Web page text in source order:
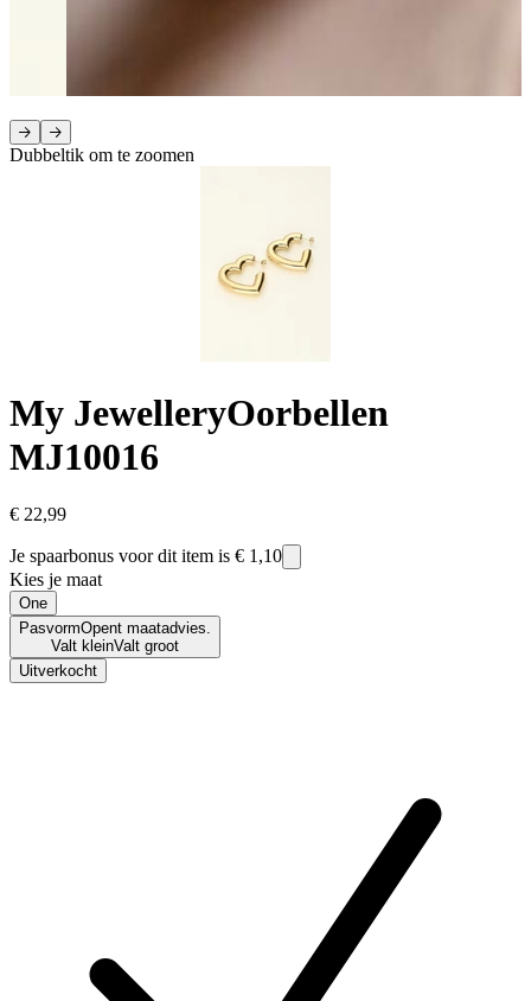
Dubbeltik om te zoomen
My JewelleryOorbellen
MJ10016
€ 22,99
Je spaarbonus voor dit item is € 1,10
Kies je maat
One
PasvormOpent maatadvies.
Valt kleinValt groot
Uitverkocht